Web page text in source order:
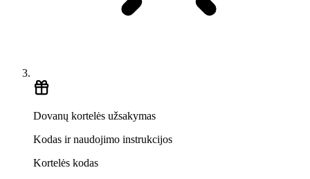
Dovanų kortelės užsakymas
Kodas ir naudojimo instrukcijos
Kortelės kodas